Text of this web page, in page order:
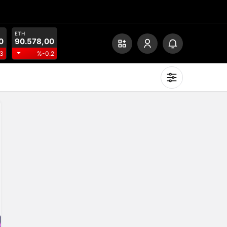
ETH
90.578,00
%-0.2
Mod
değiştir